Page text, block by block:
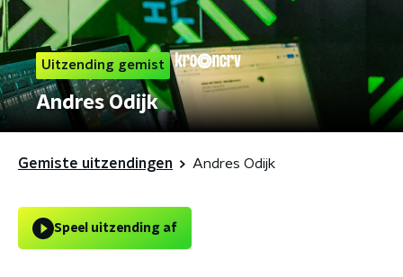
Uitzending gemist
Andres Odijk
Gemiste uitzendingen Andres Odijk
Speel uitzending af